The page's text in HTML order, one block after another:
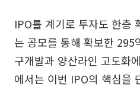
IPO를 계기로 투자도 한층
는 공모를 통해 확보한 295
구개발과 양산라인 고도화
에서는 이번 IPO의 핵심을